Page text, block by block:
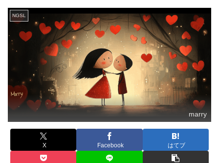
NGSL
marry
X Facebook はてブ